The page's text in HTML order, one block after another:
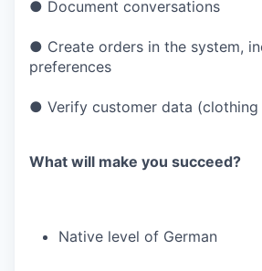
● Document conversations
● Create orders in the system,
preferences
● Verify customer data (clothing
What will make you succeed?
Native level of German